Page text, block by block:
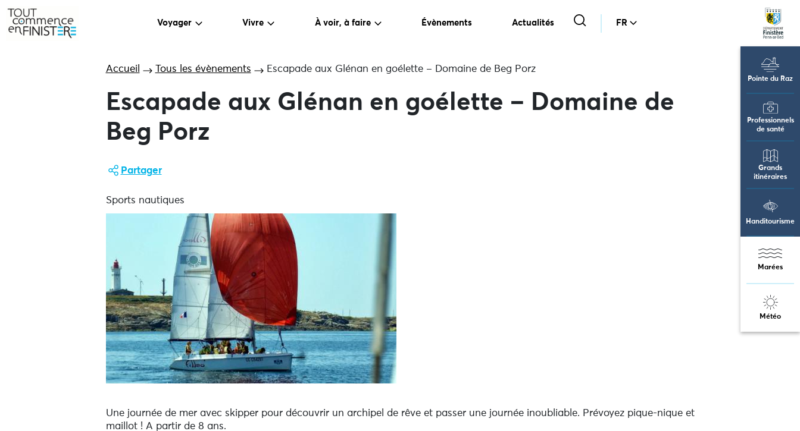
Voyager Vivre À voir, à faire Évènements Actualités FR
Pointe du Raz
Professionnels
de santé
Grands
itinéraires
Handitourisme
Marées
Météo
Accueil Tous les évènements Escapade aux Glénan en goélette – Domaine de Beg Porz
Escapade aux Glénan en goélette – Domaine de
Beg Porz
Partager
Sports nautiques
Une journée de mer avec skipper pour découvrir un archipel de rêve et passer une journée inoubliable. Prévoyez pique-nique et
maillot ! A partir de 8 ans.